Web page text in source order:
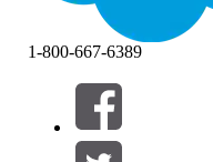
Filtre (0)
VÆLG FILTRE
1-800-667-6389